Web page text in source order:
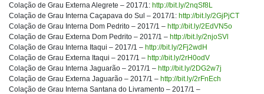
Colação de Grau Externa Alegrete – 2017/1: http://bit.ly/2nqSf8L
Colação de Grau Interna Caçapava do Sul – 2017/1: http://bit.ly/2GjPjCT
Colação de Grau Interna Dom Pedrito – 2017/1 – http://bit.ly/2EdVN5o
Colação de Grau Externa Dom Pedrito – 2017/1 – http://bit.ly/2njoSVl
Colação de Grau Interna Itaqui – 2017/1 – http://bit.ly/2Fj2wdH
Colação de Grau Externa Itaqui – 2017/1 – http://bit.ly/2rH0odV
Colação de Grau Interna Jaguarão – 2017/1 – http://bit.ly/2DG2w7j
Colação de Grau Externa Jaguarão – 2017/1 – http://bit.ly/2rFnEch
Colação de Grau Interna Santana do Livramento – 2017/1 –